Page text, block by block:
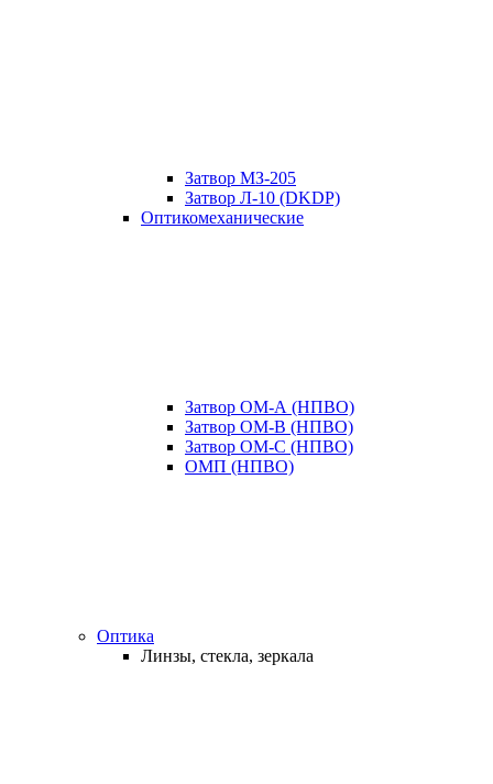
Затвор МЗ-205
Затвор Л-10 (DKDP)
Оптикомеханические
Затвор ОМ-А (НПВО)
Затвор ОМ-В (НПВО)
Затвор ОМ-С (НПВО)
ОМП (НПВО)
Оптика
Линзы, стекла, зеркала